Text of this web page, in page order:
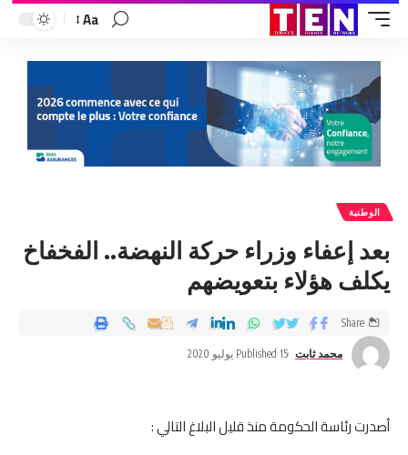
Aa
الوطنية
بعد إعفاء وزراء حركة النهضة.. الفخفاخ
يكلف هؤلاء بتعويضهم
محمد ثابت Published 15 يوليو 2020
Share
أصدرت رئاسة الحكومة منذ قليل البلاغ التالي :